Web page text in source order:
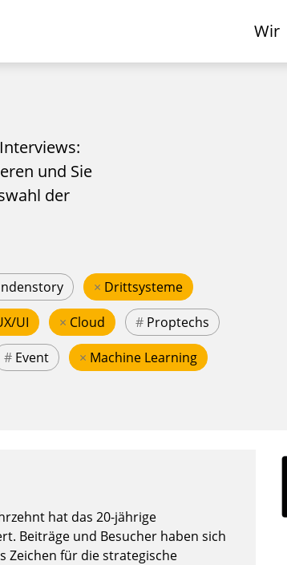
Wir
und Sie
der
× Drittsysteme
UI × Cloud # Proptechs
# Event × Machine Learning
hat das 20-jährige
Beiträge und Besucher haben sich
Zeichen für die strategische